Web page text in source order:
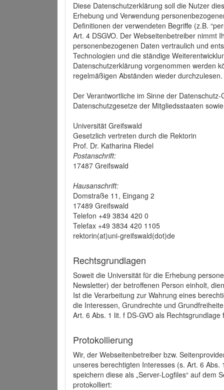
Diese Datenschutzerklärung soll die Nutzer
Erhebung und Verwendung
Definitionen der verwendeten Begriffe (z.B.
Art. 4 DSGVO. Der Webseitenbetreiber nimmt
personenbezogenen Daten vertraulich und
Technologien und die ständige
Datenschutzerklärung vorgenommen werden
regelmäßigen Abständen wieder durchzulesen.
Der Verantwortliche im Sinne der
Datenschutzgesetze der Mitgliedsstaaten
Universität Greifswald
Gesetzlich vertreten durch die Rektorin
Prof. Dr. Katharina Riedel
Postanschrift:
17487 Greifswald
Hausanschrift:
Domstraße 11, Eingang 2
17489 Greifswald
Telefon +49 3834 420 0
Telefax +49 3834 420 1105
rektorin(at)uni-greifswald(dot)de
Rechtsgrundlagen
Soweit die Universität für die Erhebung
Newsletter) der betroffenen Person einholt,
Ist die Verarbeitung zur Wahrung eines
die Interessen, Grundrechte und
Art. 6 Abs. 1 lit. f DS-GVO als
Protokollierung
Wir, der Webseitenbetreiber bzw.
unseres berechtigten Interesses (s. Art. 6
speichern diese als „Server-Logfiles“ auf dem
protokolliert: